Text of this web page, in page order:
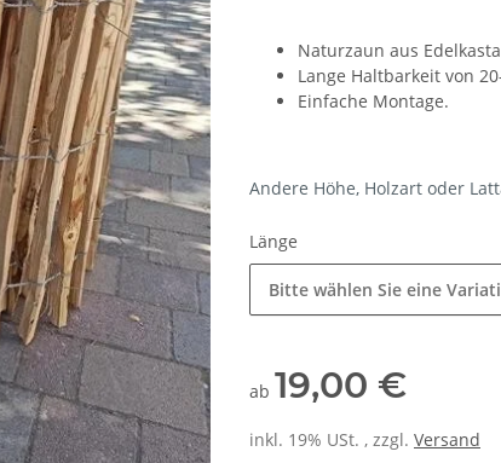
Naturzaun aus
Lange Haltbarkeit von
Einfache Montage.
Andere Höhe, Holzart oder
Länge
Bitte wählen Sie eine
ab 19,00 €
inkl. 19% USt. , zzgl. Versand